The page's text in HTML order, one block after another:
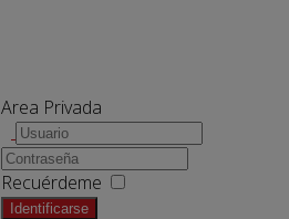
Area Privada
Recuérdeme
Identificarse